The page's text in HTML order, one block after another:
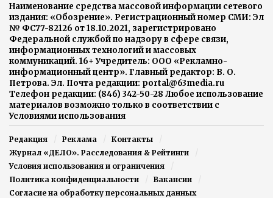
Наименование средства массовой информации сетевого
издания: «Обозрение». Регистрационный номер СМИ: Эл
№ ФС77-82126 от 18.10.2021, зарегистрировано
Федеральной службой по надзору в сфере связи,
информационных технологий и массовых
коммуникаций. 16+ Учредитель: ООО «Рекламно-
информационный центр». Главный редактор: В. О.
Петрова. Эл. Почта редакции: portal@63media.ru
Телефон редакции: (846) 342-50-28 Любое использование
материалов возможно только в соответствии с
Условиями использования
Редакция Реклама
Контакты
Журнал «ДЕЛО». Расследования & Рейтинги
Условия использования и ограничения
Политика конфиденциальности
Вакансии
Согласие на обработку персональных данных